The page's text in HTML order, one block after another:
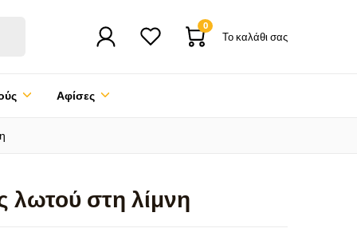
0
Το καλάθι σας
Αφίσες
λωτού στη λίμνη